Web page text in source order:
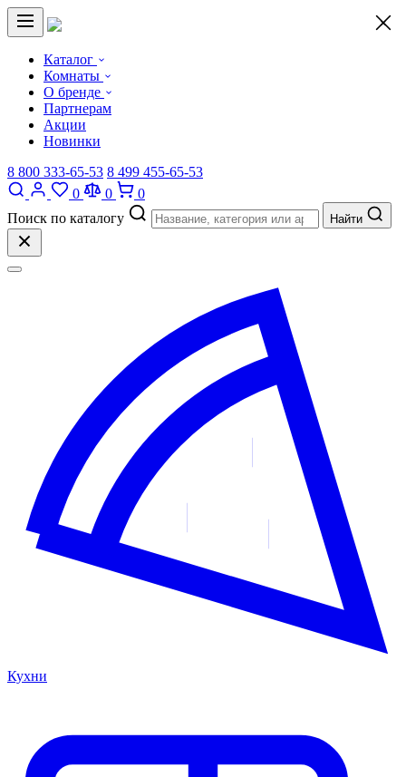
Каталог
Комнаты
О бренде
Партнерам
Акции
Новинки
8 800 333-65-53 8 499 455-65-53
0
0
0
Поиск по каталогу
Найти
Кухни
×